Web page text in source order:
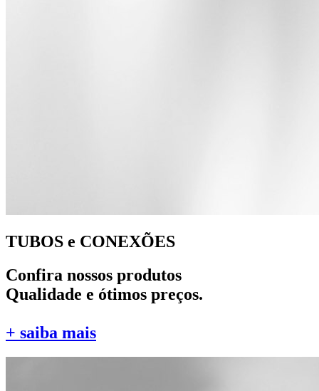
TUBOS e CONEXÕES
Confira nossos produtos
Qualidade e ótimos preços.
+ saiba mais